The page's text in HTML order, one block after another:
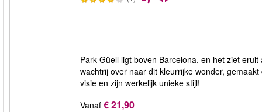
Park Güell ligt boven Barcelona, en het ziet
wachtrij over naar dit kleurrijke wonder,
visie en zijn werkelijk unieke stijl!
Vanaf € 21,90